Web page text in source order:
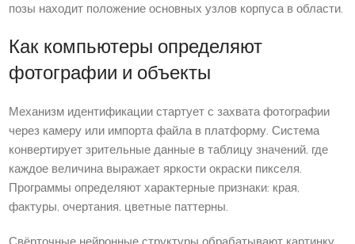
позы находит положение основных узлов корпуса в области.
Как компьютеры определяют
фотографии и объекты
Механизм идентификации стартует с захвата фотографии
через камеру или импорта файла в платформу. Система
конвертирует зрительные данные в таблицу значений, где
каждое величина выражает яркости окраски пикселя.
Программы определяют характерные признаки: края,
фактуры, очертания, цветные паттерны.